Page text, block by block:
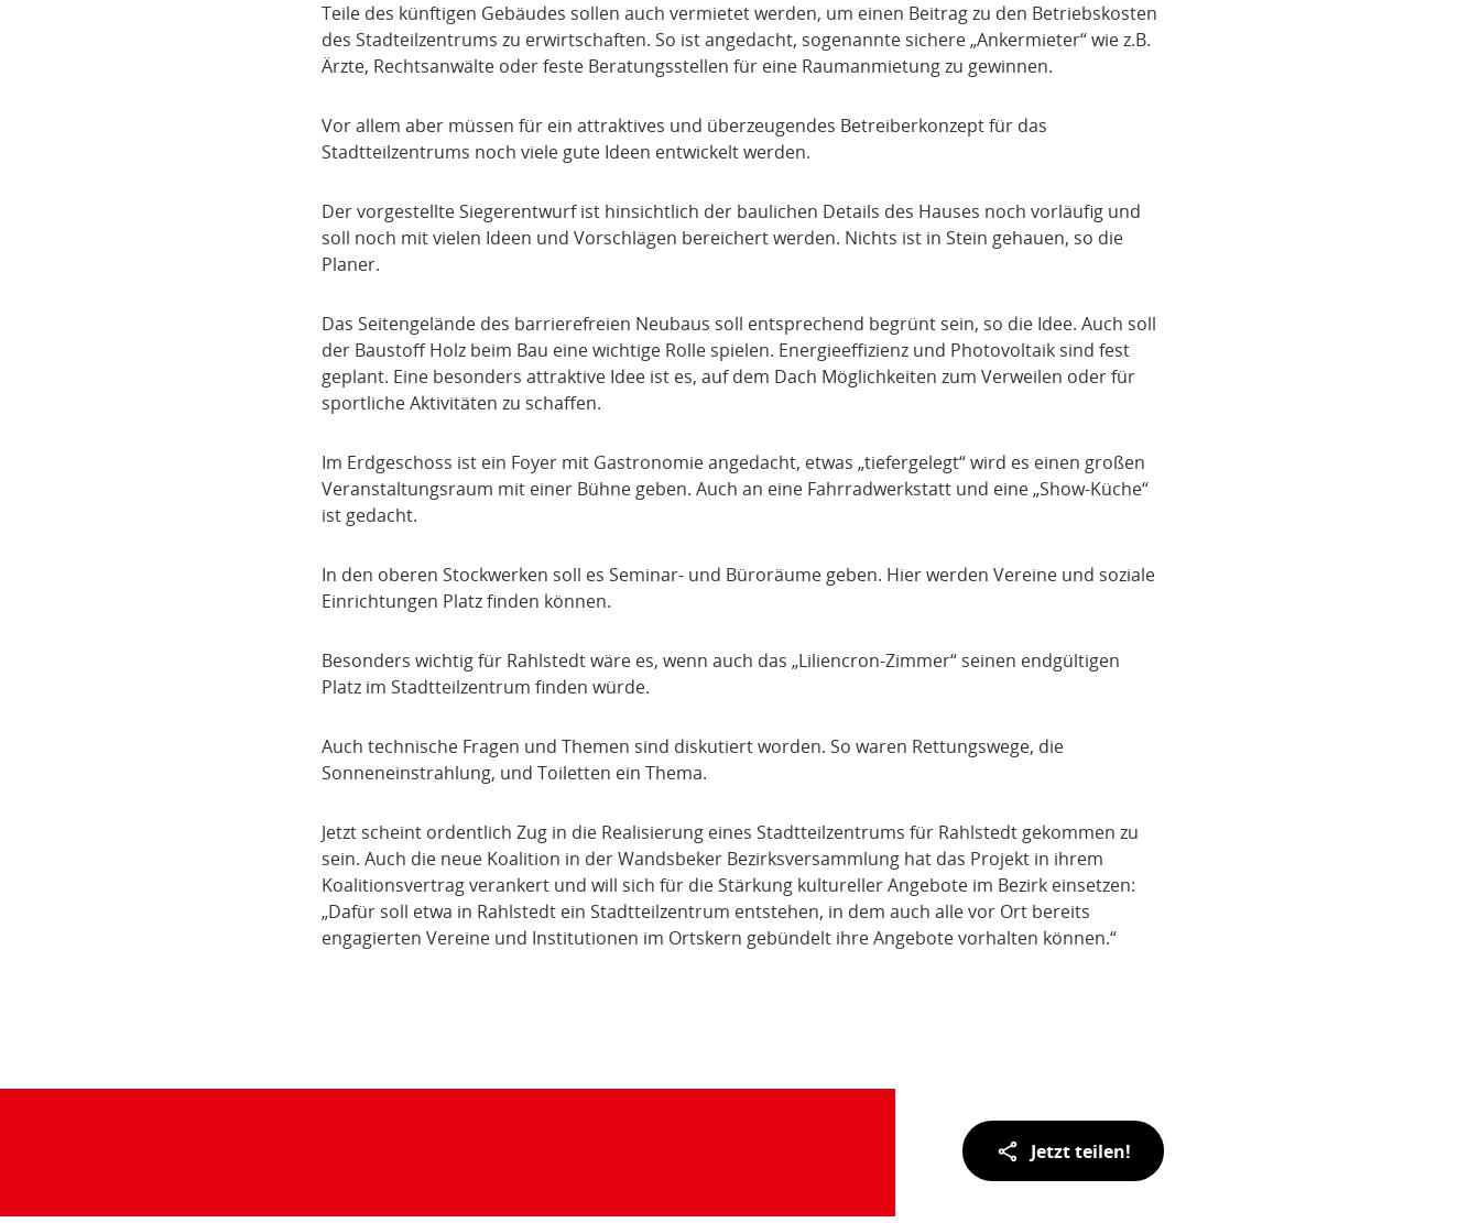
Teile des künftigen Gebäudes sollen auch vermietet werden, um einen Beitrag zu den Betriebskosten
des Stadteilzentrums zu erwirtschaften. So ist angedacht, sogenannte sichere „Ankermieter“ wie z.B.
Ärzte, Rechtsanwälte oder feste Beratungsstellen für eine Raumanmietung zu gewinnen.
Vor allem aber müssen für ein attraktives und überzeugendes Betreiberkonzept für das
Stadtteilzentrums noch viele gute Ideen entwickelt werden.
Der vorgestellte Siegerentwurf ist hinsichtlich der baulichen Details des Hauses noch vorläufig und
soll noch mit vielen Ideen und Vorschlägen bereichert werden. Nichts ist in Stein gehauen, so die
Planer.
Das Seitengelände des barrierefreien Neubaus soll entsprechend begrünt sein, so die Idee. Auch soll
der Baustoff Holz beim Bau eine wichtige Rolle spielen. Energieeffizienz und Photovoltaik sind fest
geplant. Eine besonders attraktive Idee ist es, auf dem Dach Möglichkeiten zum Verweilen oder für
sportliche Aktivitäten zu schaffen.
Im Erdgeschoss ist ein Foyer mit Gastronomie angedacht, etwas „tiefergelegt“ wird es einen großen
Veranstaltungsraum mit einer Bühne geben. Auch an eine Fahrradwerkstatt und eine „Show-Küche“
ist gedacht.
In den oberen Stockwerken soll es Seminar- und Büroräume geben. Hier werden Vereine und soziale
Einrichtungen Platz finden können.
Besonders wichtig für Rahlstedt wäre es, wenn auch das „Liliencron-Zimmer“ seinen endgültigen
Platz im Stadtteilzentrum finden würde.
Auch technische Fragen und Themen sind diskutiert worden. So waren Rettungswege, die
Sonneneinstrahlung, und Toiletten ein Thema.
Jetzt scheint ordentlich Zug in die Realisierung eines Stadtteilzentrums für Rahlstedt gekommen zu
sein. Auch die neue Koalition in der Wandsbeker Bezirksversammlung hat das Projekt in ihrem
Koalitionsvertrag verankert und will sich für die Stärkung kultureller Angebote im Bezirk einsetzen:
„Dafür soll etwa in Rahlstedt ein Stadtteilzentrum entstehen, in dem auch alle vor Ort bereits
engagierten Vereine und Institutionen im Ortskern gebündelt ihre Angebote vorhalten können.“
Seite:
Jetzt teilen!